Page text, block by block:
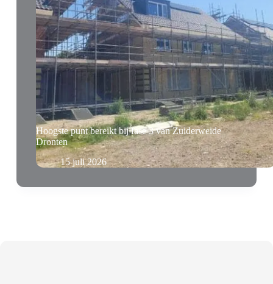
Hoogste punt bereikt bij fase 3 van Zuiderweide
Dronten
15 juli 2026